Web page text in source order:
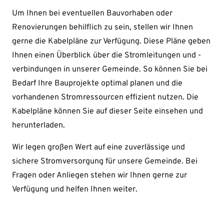
Um Ihnen bei eventuellen Bauvorhaben oder
Renovierungen behilflich zu sein, stellen wir Ihnen
gerne die Kabelpläne zur Verfügung. Diese Pläne geben
Ihnen einen Überblick über die Stromleitungen und -
verbindungen in unserer Gemeinde. So können Sie bei
Bedarf Ihre Bauprojekte optimal planen und die
vorhandenen Stromressourcen effizient nutzen. Die
Kabelpläne können Sie auf dieser Seite einsehen und
herunterladen.
Wir legen großen Wert auf eine zuverlässige und
sichere Stromversorgung für unsere Gemeinde. Bei
Fragen oder Anliegen stehen wir Ihnen gerne zur
Verfügung und helfen Ihnen weiter.